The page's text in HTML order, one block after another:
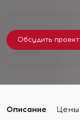
Обсудить проект
Описание Цены